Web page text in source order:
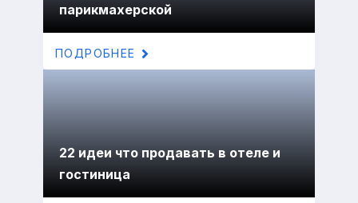
парикмахерской
ПОДРОБНЕЕ
22 идеи что продавать в отеле и
гостиница